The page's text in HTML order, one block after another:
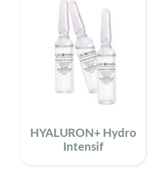
HYALURON+ Hydro
Intensif